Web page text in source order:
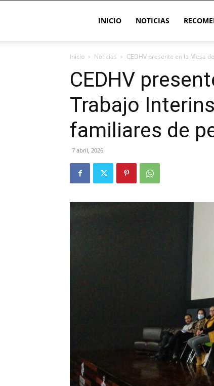
INICIO NOTICIAS
Inicio Noticias CEDHV presente en la Mesa
CEDHV
Trabajo
familiares de
7 abril, 2026